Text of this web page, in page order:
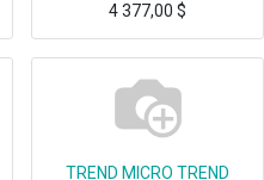
4 377,00 $
TREND MICRO TREND